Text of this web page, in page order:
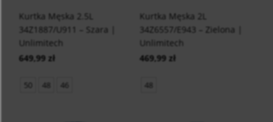
Kurtka Męska 2.5L
34Z1887/U911 – Szara |
Unlimitech
649,99 zł
50 48 46
Kurtka Męska 2L
34Z6557/E943 – Zielona |
Unlimitech
469,99 zł
48